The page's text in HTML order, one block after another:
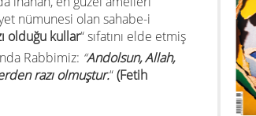
nümunesi olan sahabe-i
olduğu kullar“ sıfatını elde etmiş
Rabbimiz: “Andolsun, Allah,
razı olmuştur.“(Fetih